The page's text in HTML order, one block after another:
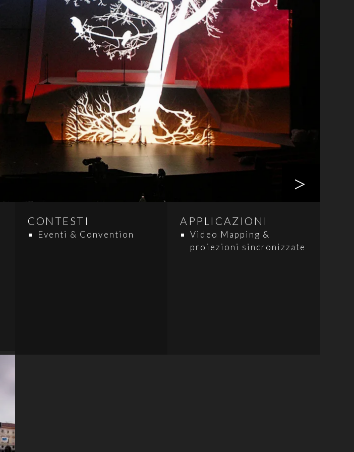
>
CONTESTI
Eventi & Convention
APPLICAZIONI
Video Mapping &
proiezioni sincronizzate